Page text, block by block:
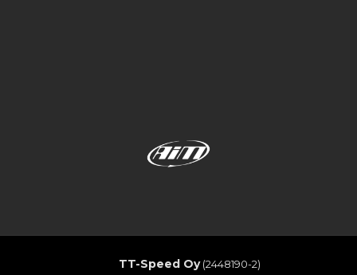
TT-Speed Oy(2448190-2)